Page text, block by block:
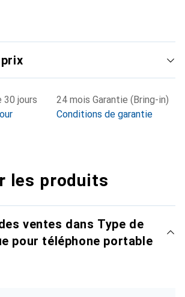
30 jours
24 mois Garantie (Bring-in)
Conditions de garantie
les produits
ventes dans Type de
pour téléphone portable